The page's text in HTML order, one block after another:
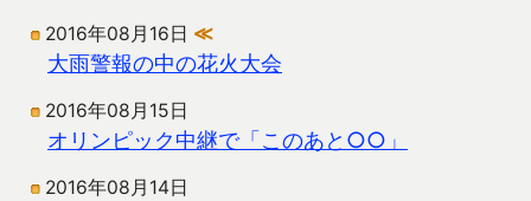
2016年08月16日 ≪
大雨警報の中の花火大会
2016年08月15日
オリンピック中継で「このあと○○」
2016年08月14日